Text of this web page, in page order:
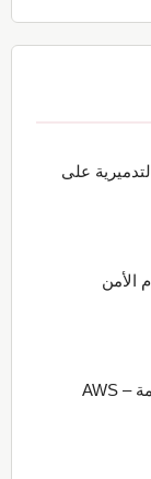
على
الأمن
تعرف على رموز اللحام و المصطلحات الهامة AWS –